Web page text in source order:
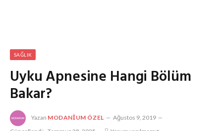
SAĞLIK
Uyku Apnesine Hangi Bölüm
Bakar?
Yazan MODANIUM ÖZEL
Ağustos 9, 2019